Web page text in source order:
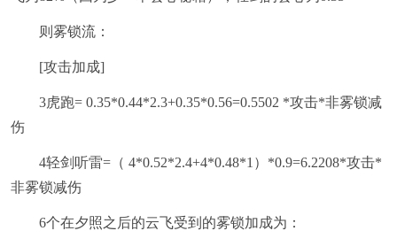
则雾锁流：
[攻击加成]
3虎跑= 0.35*0.44*2.3+0.35*0.56=0.5502 *攻击*非雾锁减
伤
4轻剑听雷=（ 4*0.52*2.4+4*0.48*1）*0.9=6.2208*攻击*
非雾锁减伤
6个在夕照之后的云飞受到的雾锁加成为：